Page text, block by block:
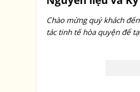
Chào mừng quý khách
tác tinh tế hòa quyện để